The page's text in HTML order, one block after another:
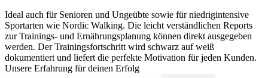
Ideal auch für Senioren und Ungeübte sowie für niedrigintensive
Sportarten wie Nordic Walking. Die leicht verständlichen Reports
zur Trainings- und Ernährungsplanung können direkt ausgegeben
werden. Der Trainingsfortschritt wird schwarz auf weiß
dokumentiert und liefert die perfekte Motivation für jeden Kunden.
Unsere Erfahrung für deinen Erfolg